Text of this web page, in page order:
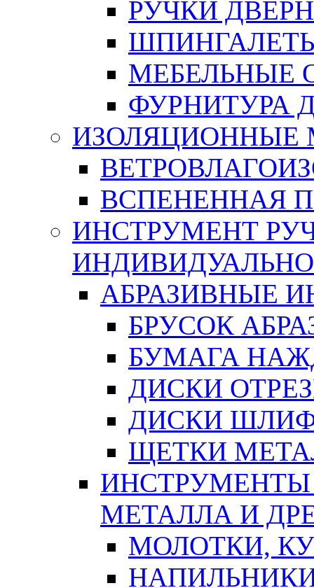
РУЧКИ
МЕБЕЛЬНЫЕ
ФУРНИТУРА
ИЗОЛЯЦИОННЫЕ
ВСПЕНЕННАЯ
ИНСТРУМЕНТ
АБРАЗИВНЫЕ
БРУСОК
БУМАГА
ДИСКИ
ДИСКИ
ЩЕТКИ
ИНСТРУМЕНТЫ
МЕТАЛЛА И
МОЛОТКИ,